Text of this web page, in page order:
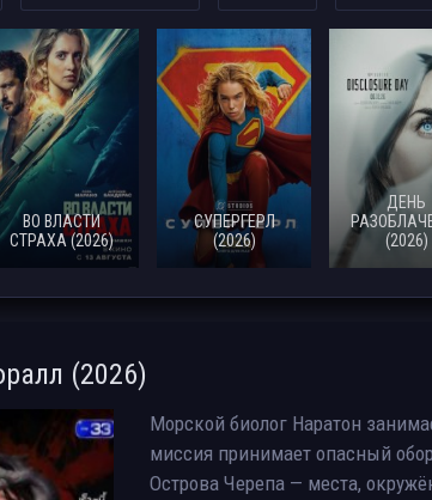
ВО ВЛАСТИ
СТРАХА (2026)
СУПЕРГЕРЛ
(2026)
ДЕНЬ
(2026)
(2026)
Морской биолог Наратон
миссия принимает опасный
Острова Черепа — места,